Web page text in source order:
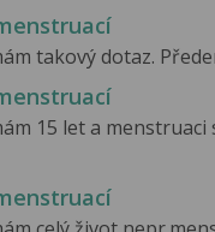
takový dotaz.
15 let a